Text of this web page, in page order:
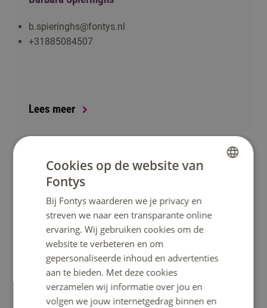
b.spieringhs@fontys.nl
+31885084507
Lees meer
D. (Debby) Weerlink
Docentonderzoeker Fontys Lerarenopleiding
Tilburg | Master Toetsdeskundige
d.weerlink@fontys.nl
08850 86127
Cookies op de website van
Fontys
Bij Fontys waarderen we je privacy en
streven we naar een transparante online
ervaring. Wij gebruiken cookies om de
website te verbeteren en om
gepersonaliseerde inhoud en advertenties
aan te bieden. Met deze cookies
verzamelen wij informatie over jou en
volgen we jouw internetgedrag binnen en